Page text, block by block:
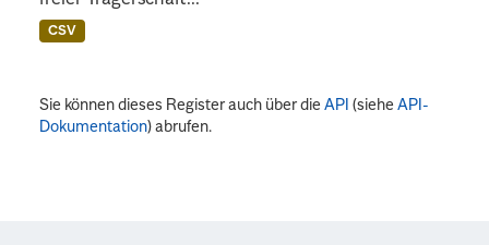
CSV
Sie können dieses Register auch über dieAPI (sieheAPI-
Dokumentation) abrufen.